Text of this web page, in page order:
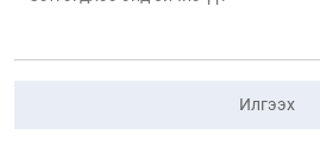
Илгээх